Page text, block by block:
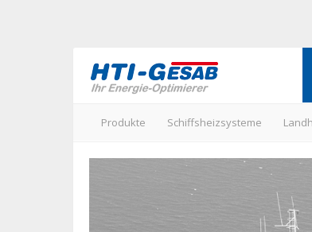
Produkte Schiffsheizsysteme